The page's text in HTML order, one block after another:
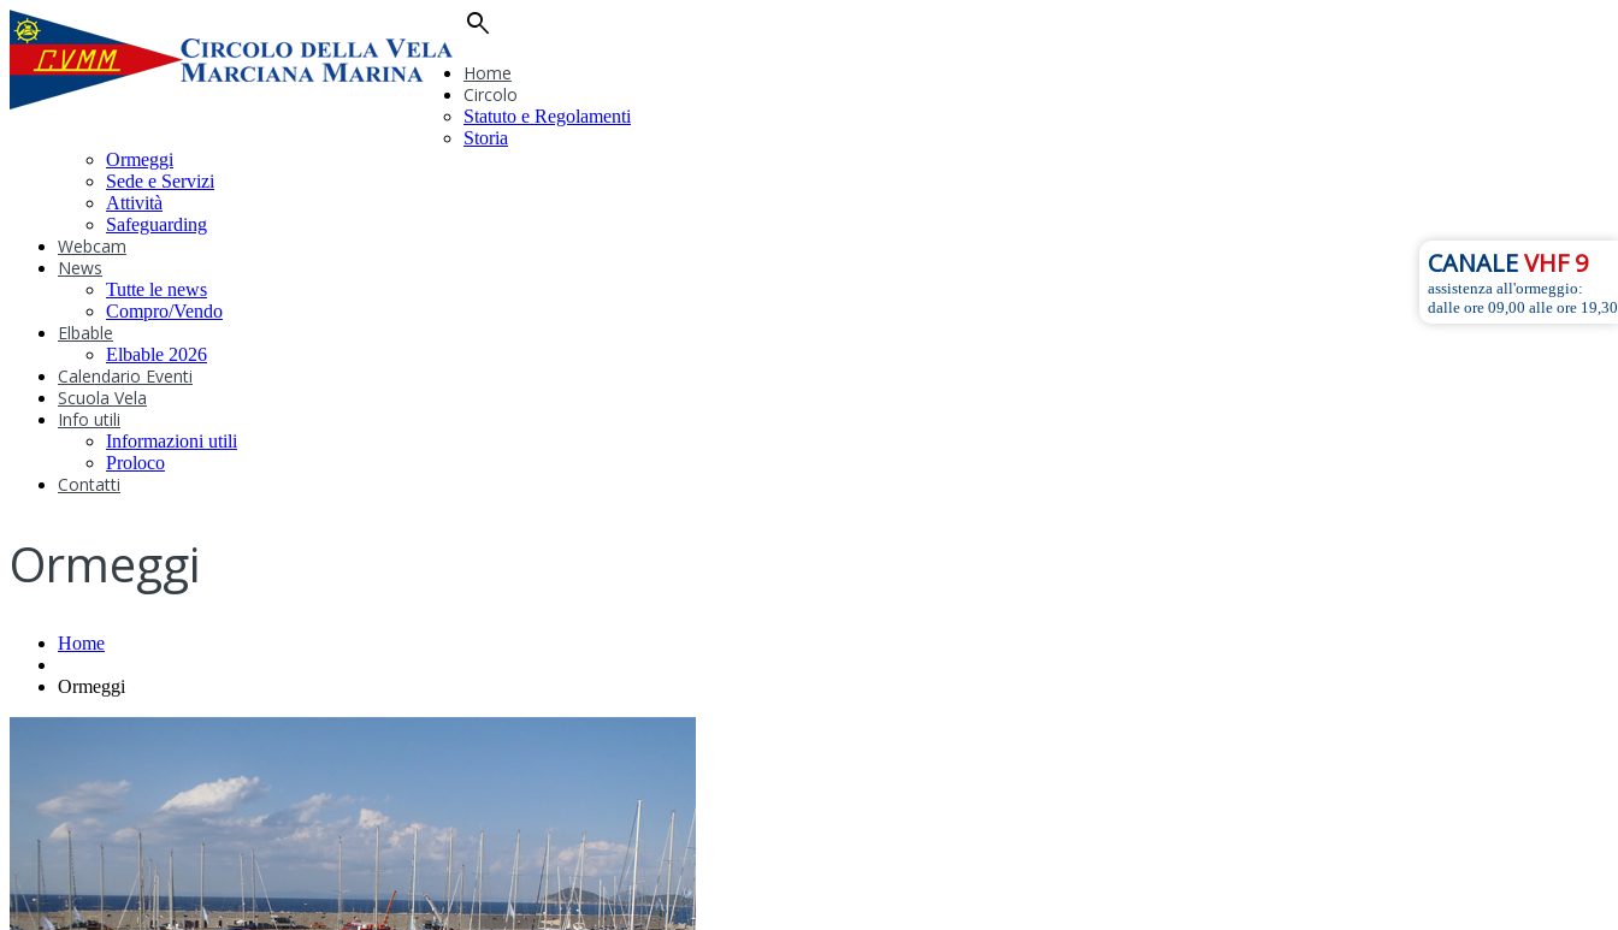
search
Home
Circolo
Statuto e Regolamenti
Storia
Ormeggi
Sede e Servizi
Attività
Safeguarding
Webcam
News
Tutte le news
Compro/Vendo
Elbable
Elbable 2026
Calendario Eventi
Scuola Vela
Info utili
Informazioni utili
Proloco
Contatti
CANALEVHF 9
assistenza all'ormeggio:
dalle ore 09,00 alle ore 19,30
Ormeggi
Home
Ormeggi